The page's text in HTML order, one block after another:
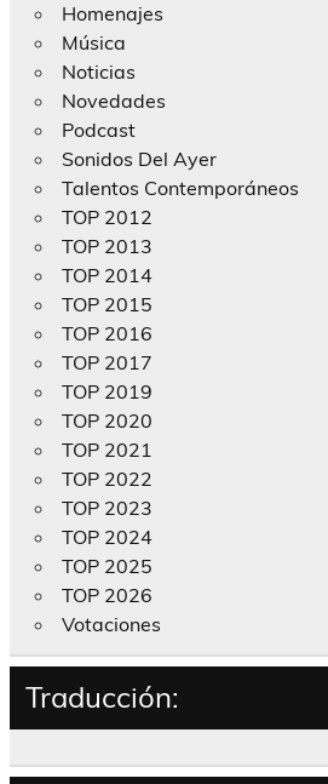
Homenajes
Música
Noticias
Novedades
Podcast
Sonidos Del Ayer
Talentos Contemporáneos
TOP 2012
TOP 2013
TOP 2014
TOP 2015
TOP 2016
TOP 2017
TOP 2019
TOP 2020
TOP 2021
TOP 2022
TOP 2023
TOP 2024
TOP 2025
TOP 2026
Votaciones
Traducción: